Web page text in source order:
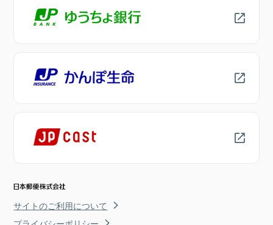
サイトのご利用について